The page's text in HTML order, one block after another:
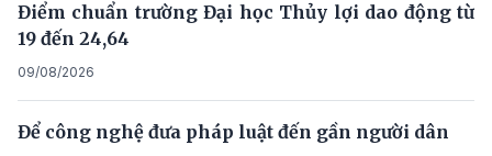
Điểm chuẩn trường Đại học Thủy lợi dao động từ
19 đến 24,64
09/08/2026
Để công nghệ đưa pháp luật đến gần người dân